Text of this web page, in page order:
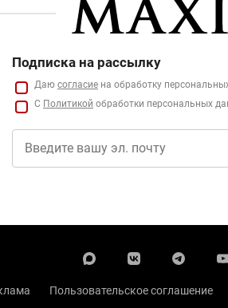
Подписка на рассылку
Даю согласие на обработку
С Политикой обработки персональных
Пользовательское соглашение